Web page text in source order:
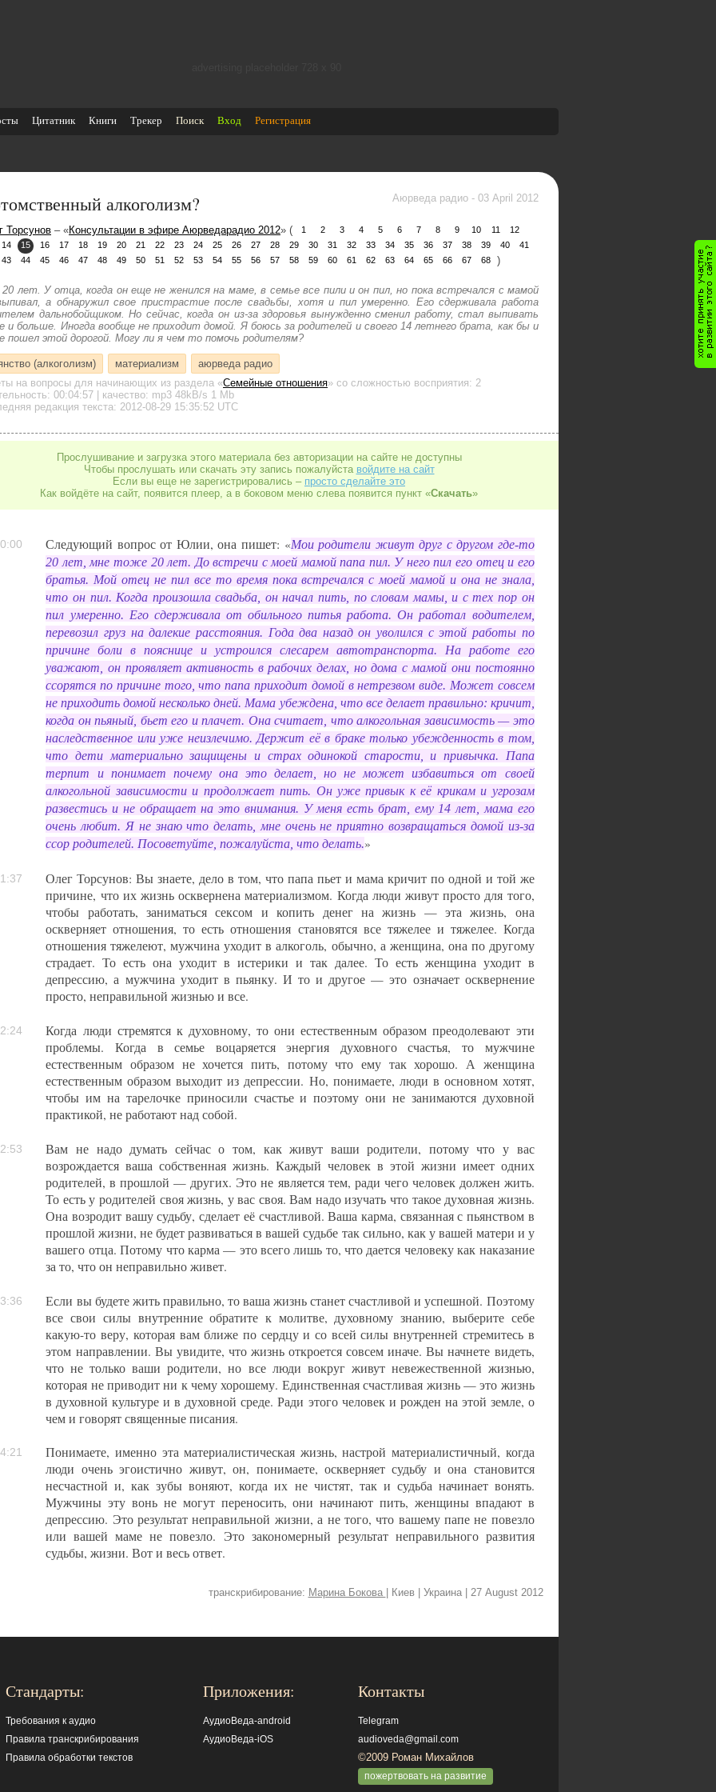
Цитатник Книги Трекер Поиск Вход Регистрация
алкоголизм? Аюрведа радио - 03 April 2012
Торсунов – «Консультации в эфире Аюрведарадио 2012» ( 1 2 3 4 5 6 7 8 9 10 11
12
14 15 16 17 18 19 20 21 22 23 24 25 26 27 28 29 30 31 32 33 34 35 36 37 38 39 40
41
43 44 45 46 47 48 49 50 51 52 53 54 55 56 57 58 59 60 61 62 63 64 65 66 67 68 )
лет. У отца, когда он еще не женился на маме, в семье все пили и он пил, но пока встречался с мамой
а обнаружил свое пристрастие после свадьбы, хотя и пил умеренно. Его сдерживала работа
дальнобойщиком. Но сейчас, когда он из-за здоровья вынужденно сменил работу, стал выпивать
и больше. Иногда вообще не приходит домой. Я боюсь за родителей и своего 14 летнего брата, как бы и
пошел этой дорогой. Могу ли я чем то помочь родителям?
(алкоголизм) материализм
аюрведа радио
на вопросы для начинающих из раздела «Семейные отношения» со сложностью восприятия: 2
00:04:57 | качество: mp3 48kB/s 1 Mb
редакция текста: 2012-08-29 15:35:52 UTC
Прослушивание и загрузка этого материала без авторизации на сайте не доступны
Чтобы прослушать или скачать эту запись пожалуйста войдите на сайт
Если вы еще не зарегистрировались – просто сделайте это
Как войдёте на сайт, появится плеер, а в боковом меню слева появится пункт «Скачать»
Следующий вопрос от Юлии, она пишет: «Мои родители живут друг с другом где-то
20 лет, мне тоже 20 лет. До встречи с моей мамой папа пил. У него пил его отец и его
братья. Мой отец не пил все то время пока встречался с моей мамой и она не знала,
что он пил. Когда произошла свадьба, он начал пить, по словам мамы, и с тех пор он
пил умеренно. Его сдерживала от обильного питья работа. Он работал водителем,
перевозил груз на далекие расстояния. Года два назад он уволился с этой работы по
причине боли в пояснице и устроился слесарем автотранспорта. На работе его
уважают, он проявляет активность в рабочих делах, но дома с мамой они постоянно
ссорятся по причине того, что папа приходит домой в нетрезвом виде. Может совсем
не приходить домой несколько дней. Мама убеждена, что все делает правильно: кричит,
когда он пьяный, бьет его и плачет. Она считает, что алкогольная зависимость — это
наследственное или уже неизлечимо. Держит её в браке только убежденность в том,
что дети материально защищены и страх одинокой старости, и привычка. Папа
терпит и понимает почему она это делает, но не может избавиться от своей
алкогольной зависимости и продолжает пить. Он уже привык к её крикам и угрозам
развестись и не обращает на это внимания. У меня есть брат, ему 14 лет, мама его
очень любит. Я не знаю что делать, мне очень не приятно возвращаться домой из-за
ссор родителей. Посоветуйте, пожалуйста, что делать.»
Олег Торсунов: Вы знаете, дело в том, что папа пьет и мама кричит по одной и той же
причине, что их жизнь осквернена материализмом. Когда люди живут просто для того,
чтобы работать, заниматься сексом и копить денег на жизнь — эта жизнь, она
оскверняет отношения, то есть отношения становятся все тяжелее и тяжелее. Когда
отношения тяжелеют, мужчина уходит в алкоголь, обычно, а женщина, она по другому
страдает. То есть она уходит в истерики и так далее. То есть женщина уходит в
депрессию, а мужчина уходит в пьянку. И то и другое — это означает осквернение
просто, неправильной жизнью и все.
Когда люди стремятся к духовному, то они естественным образом преодолевают эти
проблемы. Когда в семье воцаряется энергия духовного счастья, то мужчине
естественным образом не хочется пить, потому что ему так хорошо. А женщина
естественным образом выходит из депрессии. Но, понимаете, люди в основном хотят,
чтобы им на тарелочке приносили счастье и поэтому они не занимаются духовной
практикой, не работают над собой.
Вам не надо думать сейчас о том, как живут ваши родители, потому что у вас
возрождается ваша собственная жизнь. Каждый человек в этой жизни имеет одних
родителей, в прошлой — других. Это не является тем, ради чего человек должен жить.
То есть у родителей своя жизнь, у вас своя. Вам надо изучать что такое духовная жизнь.
Она возродит вашу судьбу, сделает её счастливой. Ваша карма, связанная с пьянством в
прошлой жизни, не будет развиваться в вашей судьбе так сильно, как у вашей матери и у
вашего отца. Потому что карма — это всего лишь то, что дается человеку как наказание
за то, что он неправильно живет.
Если вы будете жить правильно, то ваша жизнь станет счастливой и успешной. Поэтому
все свои силы внутренние обратите к молитве, духовному знанию, выберите себе
какую-то веру, которая вам ближе по сердцу и со всей силы внутренней стремитесь в
этом направлении. Вы увидите, что жизнь откроется совсем иначе. Вы начнете видеть,
что не только ваши родители, но все люди вокруг живут невежественной жизнью,
которая не приводит ни к чему хорошему. Единственная счастливая жизнь — это жизнь
в духовной культуре и в духовной среде. Ради этого человек и рожден на этой земле, о
чем и говорят священные писания.
Понимаете, именно эта материалистическая жизнь, настрой материалистичный, когда
люди очень эгоистично живут, он, понимаете, оскверняет судьбу и она становится
несчастной и, как зубы воняют, когда их не чистят, так и судьба начинает вонять.
Мужчины эту вонь не могут переносить, они начинают пить, женщины впадают в
депрессию. Это результат неправильной жизни, а не того, что вашему папе не повезло
или вашей маме не повезло. Это закономерный результат неправильного развития
судьбы, жизни. Вот и весь ответ.
транскрибирование: Марина Бокова | Киев | Украина | 27 August 2012
Стандарты:
Требования к аудио
Правила транскрибирования
Правила обработки текстов
Приложения:
АудиоВеда-android
АудиоВеда-iOS
Контакты
Telegram
audioveda@gmail.com
©2009 Роман Михайлов
пожертвовать на развитие